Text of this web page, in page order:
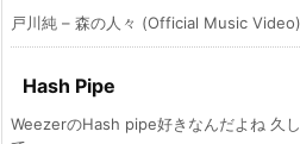
戸川純 – 森の人々 (Official Music
Hash Pipe
WeezerのHash pipe好きなんだよね 久